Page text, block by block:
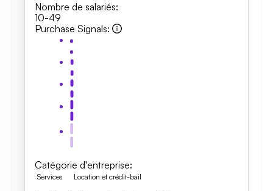
Nombre de salariés:
10-49
Purchase Signals:
Catégorie d'entreprise:
Services Location et crédit-bail